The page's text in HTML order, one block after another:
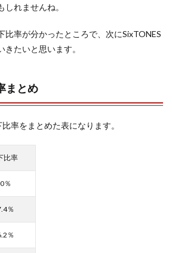
れませんね。
比率が分かったところで、次にSixTONES
たいと思います。
まとめ
率をまとめた表になります。
比率
％
％
％